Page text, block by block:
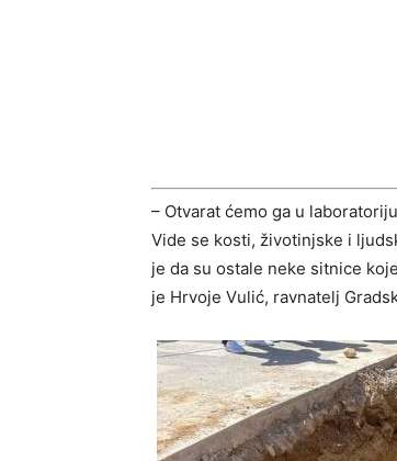
– Otvarat ćemo ga u
Vide se kosti, životinjske i
je da su ostale neke sitnice
je Hrvoje Vulić, ravnatelj